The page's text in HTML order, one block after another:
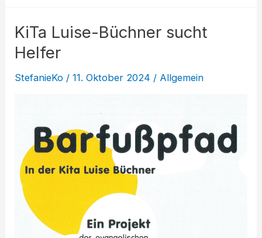
2024
–
Knabenschule
KiTa Luise-Büchner sucht
Helfer
StefanieKo /11. Oktober 2024 / Allgemein